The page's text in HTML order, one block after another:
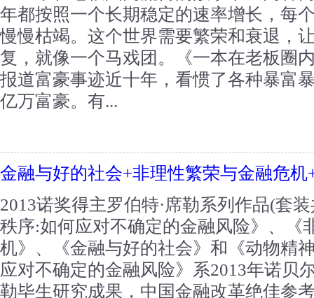
年都按照一个长期稳定的速率增长，每
慢慢枯竭。这个世界需要繁荣和衰退，
复，就像一个马戏团。《一本在老板圈
报道富豪事迹近十年，看惯了各种暴富
亿万富豪。有...
金融与好的社会+非理性繁荣与金融危
2013诺奖得主罗伯特·席勒系列作品(套
秩序:如何应对不确定的金融风险》、《
机》、《金融与好的社会》和《动物精
应对不确定的金融风险》系2013年诺贝
勒毕生研究成果，中国金融改革绝佳参